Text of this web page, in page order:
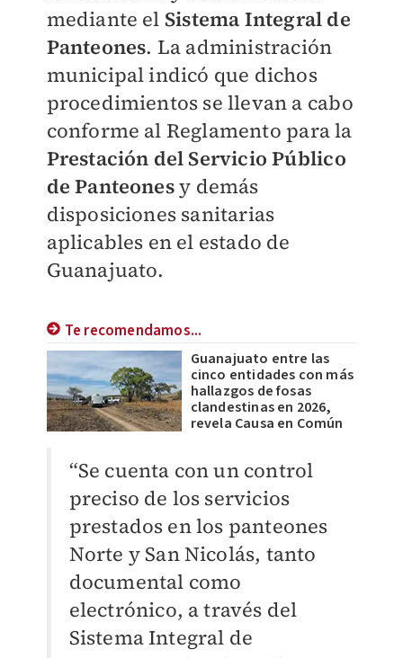
mediante el Sistema Integral de
Panteones. La administración
municipal indicó que dichos
procedimientos se llevan a cabo
conforme al Reglamento para la
Prestación del Servicio Público
de Panteonesy demás
disposiciones sanitarias
aplicables en el estado de
Guanajuato.
Te recomendamos...
Guanajuato entre las
cinco entidades con más
hallazgos de fosas
clandestinas en 2026,
revela Causa en Común
“Se cuenta con un control
preciso de los servicios
prestados en los panteones
Norte y San Nicolás, tanto
documental como
electrónico, a través del
Sistema Integral de